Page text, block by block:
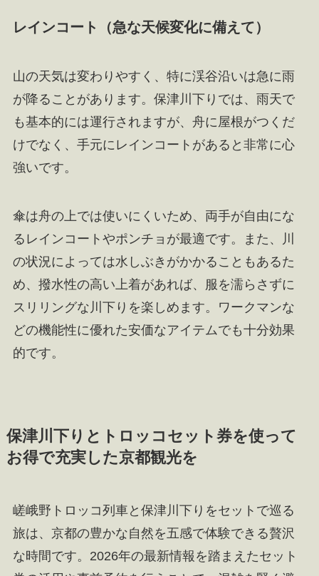
レインコート（急な天候変化に備えて）
山の天気は変わりやすく、特に渓谷沿いは急に雨
が降ることがあります。保津川下りでは、雨天で
も基本的には運行されますが、舟に屋根がつくだ
けでなく、手元にレインコートがあると非常に心
強いです。
傘は舟の上では使いにくいため、両手が自由にな
るレインコートやポンチョが最適です。また、川
の状況によっては水しぶきがかかることもあるた
め、撥水性の高い上着があれば、服を濡らさずに
スリリングな川下りを楽しめます。ワークマンな
どの機能性に優れた安価なアイテムでも十分効果
的です。
保津川下りとトロッコセット券を使って
お得で充実した京都観光を
嵯峨野トロッコ列車と保津川下りをセットで巡る
旅は、京都の豊かな自然を五感で体験できる贅沢
な時間です。2026年の最新情報を踏まえたセット